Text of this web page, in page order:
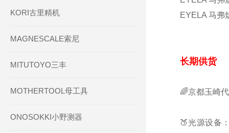
EYELA 马弗
长期供货
🌈京都玉崎
🍑光源设备
KORI古里精机
MAGNESCALE索尼
MITUTOYO三丰
MOTHERTOOL母工具
ONOSOKKI小野测器